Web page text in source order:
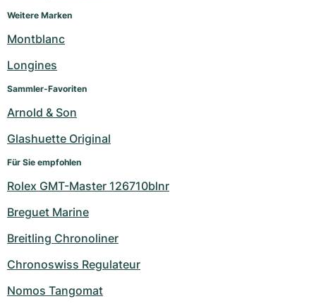
Weitere Marken
Montblanc
Longines
Sammler-Favoriten
Arnold & Son
Glashuette Original
Für Sie empfohlen
Rolex GMT-Master 126710blnr
Breguet Marine
Breitling Chronoliner
Chronoswiss Regulateur
Nomos Tangomat